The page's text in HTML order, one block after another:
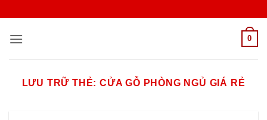
nội
0
LƯU TRỮ THẺ: CỬA GỖ PHÒNG NGỦ GIÁ RẺ